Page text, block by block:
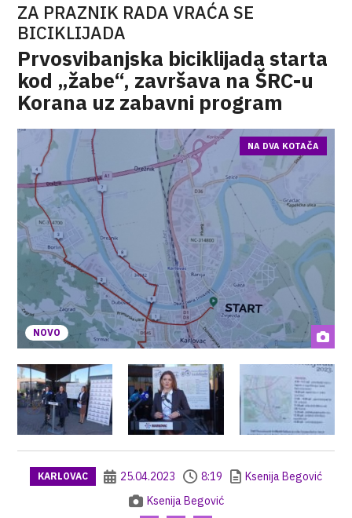
ZA PRAZNIK RADA VRAĆA SE
BICIKLIJADA
Prvosvibanjska biciklijada starta
kod „žabe“, završava na ŠRC-u
Korana uz zabavni program
NOVO
NA DVA KOTAČA
KARLOVAC 25.04.2023 8:19
Ksenija Begović
Ksenija Begović